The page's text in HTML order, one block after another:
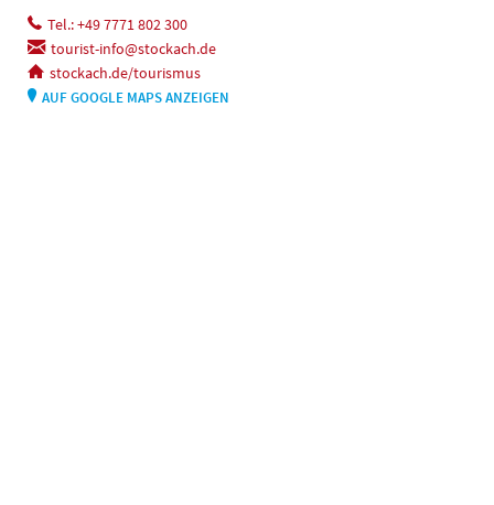
Tel.: +49 7771 802 300
tourist-info@stockach.de
stockach.de/tourismus
AUF GOOGLE MAPS ANZEIGEN